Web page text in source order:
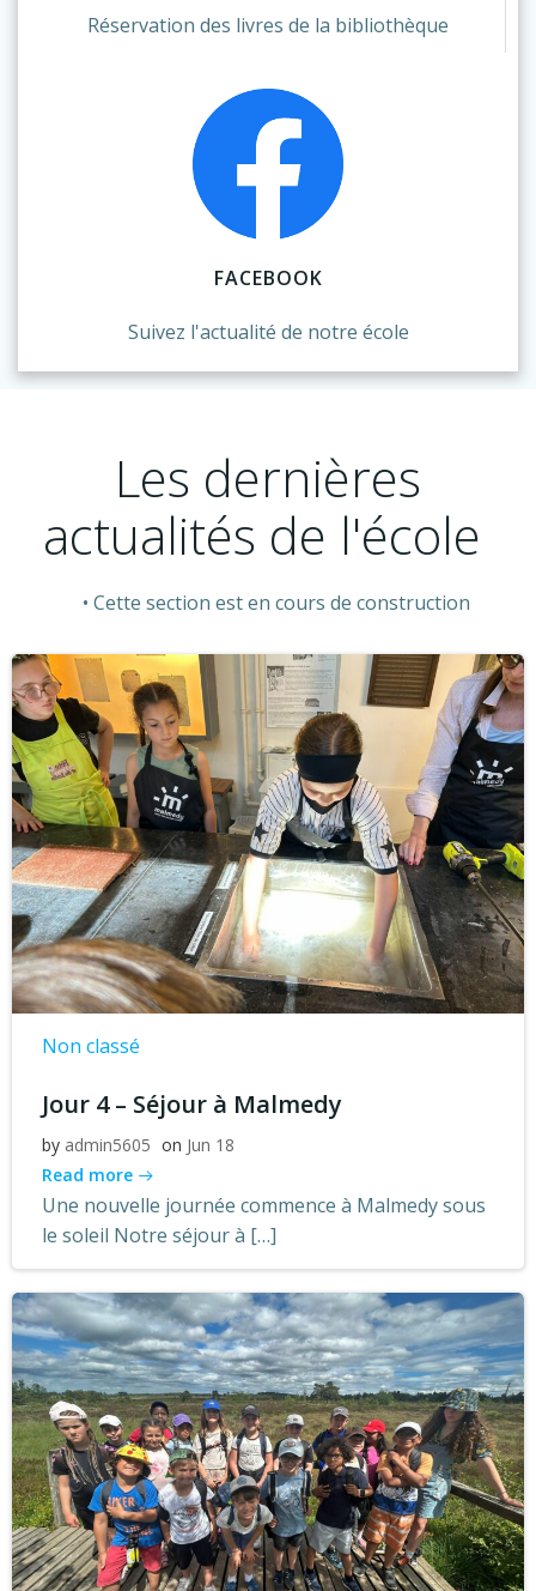
Réservation des livres de la bibliothèque
FACEBOOK
Suivez l'actualité de notre école
Les dernières
actualités de l'école
Cette section est en cours de construction
Non classé
Jour 4 – Séjour à Malmedy
by admin5605 on Jun 18
Read more
Une nouvelle journée commence à Malmedy sous
le soleil Notre séjour à […]